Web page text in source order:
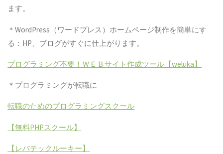
ます。
＊WordPress（ワードプレス）ホームページ制作を簡単にす
る：HP、ブログがすぐに仕上がります。
プログラミング不要！ＷＥＢサイト作成ツール【weluka】
＊プログラミングが転職に
転職のためのプログラミングスクール
【無料PHPスクール】
【レバテックルーキー】